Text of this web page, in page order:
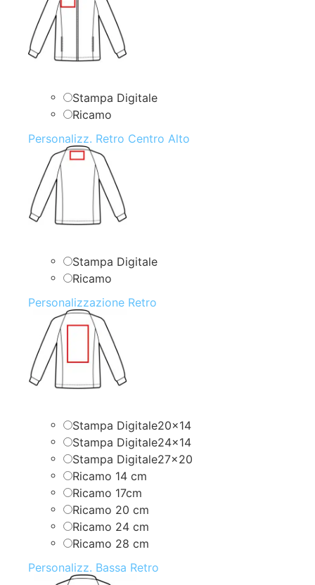
Stampa Digitale
Ricamo
Personalizz. Retro Centro Alto
Stampa Digitale
Ricamo
Personalizzazione Retro
Stampa Digitale20x14
Stampa Digitale24x14
Stampa Digitale27x20
Ricamo 14 cm
Ricamo 17cm
Ricamo 20 cm
Ricamo 24 cm
Ricamo 28 cm
Personalizz. Bassa Retro